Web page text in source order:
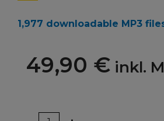
1,977 downloadable MP3
49,90 € inkl.